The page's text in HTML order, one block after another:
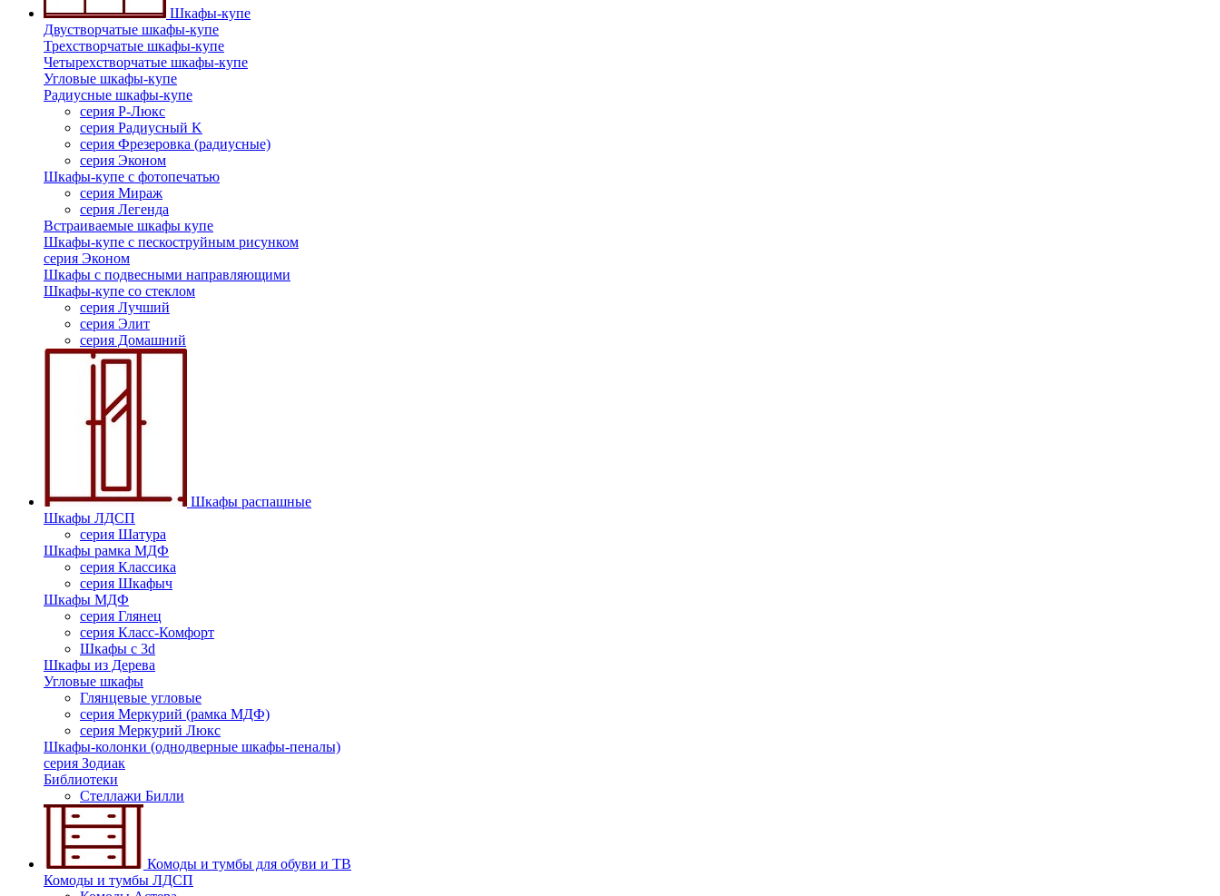
Шкафы-купе
Двустворчатые шкафы-купе
Трехстворчатые шкафы-купе
Четырехстворчатые шкафы-купе
Угловые шкафы-купе
Радиусные шкафы-купе
серия Р-Люкс
серия Радиусный K
серия Фрезеровка (радиусные)
серия Эконом
Шкафы-купе с фотопечатью
серия Мираж
серия Легенда
Встраиваемые шкафы купе
Шкафы-купе с пескоструйным рисунком
серия Эконом
Шкафы с подвесными направляющими
Шкафы-купе со стеклом
серия Лучший
серия Элит
серия Домашний
Шкафы распашные
Шкафы ЛДСП
серия Шатура
Шкафы рамка МДФ
серия Классика
серия Шкафыч
Шкафы МДФ
серия Глянец
серия Класс-Комфорт
Шкафы с 3d
Шкафы из Дерева
Угловые шкафы
Глянцевые угловые
серия Меркурий (рамка МДФ)
серия Меркурий Люкс
Шкафы-колонки (однодверные шкафы-пеналы)
серия Зодиак
Библиотеки
Стеллажи Билли
Комоды и тумбы для обуви и ТВ
Комоды и тумбы ЛДСП